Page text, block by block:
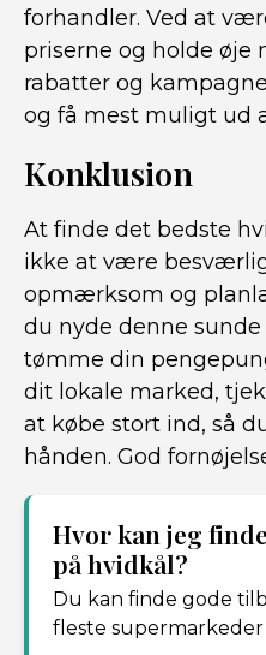
forhandler. Ved at
priserne og holde øje
rabatter og
og få mest muligt ud
Konklusion
At finde det bedste
ikke at være
opmærksom og
du nyde denne
tømme din
dit lokale marked,
at købe stort ind, så
hånden. God
Hvor kan jeg
på hvidkål?
Du kan finde gode
fleste